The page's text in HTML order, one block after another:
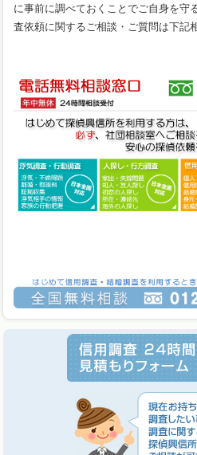
に事前に調べておくことでご自身を守
査依頼に関するご相談・ご質問は下記